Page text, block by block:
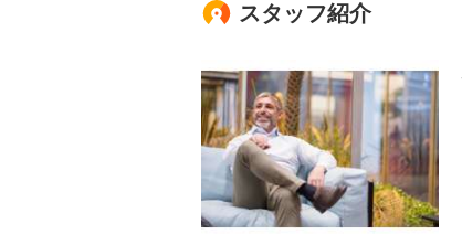
スタッフ紹介